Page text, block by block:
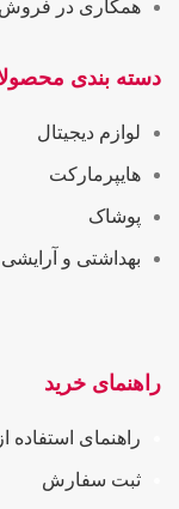
همکاری در فروش
دسته بندی
لوازم دیجیتال
هایپرمارکت
پوشاک
بهداشتی و آرایشی
راهنمای خرید
راهنمای استفاده
ثبت سفارش